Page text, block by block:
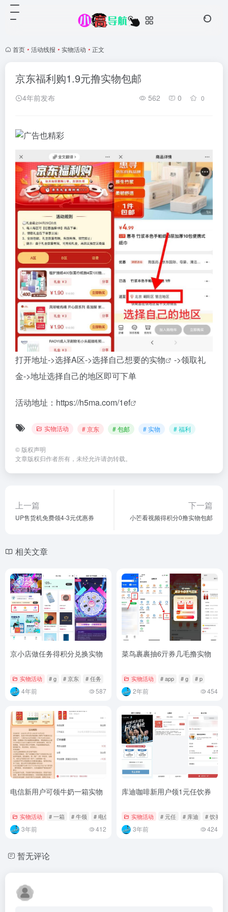
首页 • 活动线报 • 实物活动 • 正文
京东福利购1.9元撸实物包邮
4年前发布 562 0 0
打开地址->选择A区->选择自己想要的实物
->领取礼
金->地址选择自己的地区即可下单
活动地址： https://h5ma.com/1ef
实物活动 # 京东 # 包邮 # 实物 # 福利
© 版权声明
文章版权归作者所有，未经允许请勿转载。
上一篇
UP售货机免费领4-3元优惠券
下一篇
小芒看视频得积分0撸实物包邮
相关文章
京小店做任务得积分兑换实物
实物活动 # g # 京东 # 任务
4年前 587
菜鸟裹裹抽6亓券几毛撸实物
实物活动 # app # g # p
2年前 454
电信新用户可‮牛领‬奶一箱实物
实物活动 # 一箱 # 牛领 # 电信
3年前 412
库迪咖啡新用户领1元任饮券
实物活动 # 元任 # 库迪 # 饮券
3年前 424
暂无评论